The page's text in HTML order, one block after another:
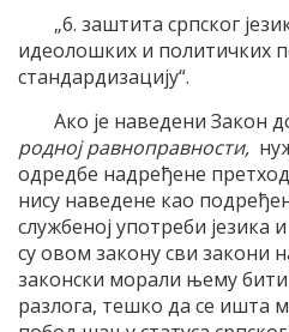
„6. заштита српског
идеолошких и политичких
стандардизацију“.
Ако је наведени Закон
родној равноправности,
одредбе надређене
нису наведене као
службеној употреби језика
су овом закону сви закони
законски морали њему
разлога, тешко да се ишта